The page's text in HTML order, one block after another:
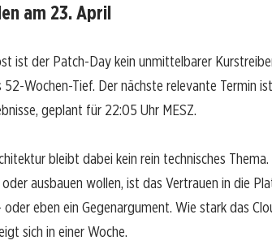
am 23. April
ist der Patch-Day kein unmittelbarer
Wochen-Tief. Der nächste relevante Termin
geplant für 22:05 Uhr MESZ.
bleibt dabei kein rein technisches
ausbauen wollen, ist das Vertrauen in die
eben ein Gegenargument. Wie stark das
sich in einer Woche.